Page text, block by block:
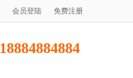
会员登陆 免费注册
18884884884